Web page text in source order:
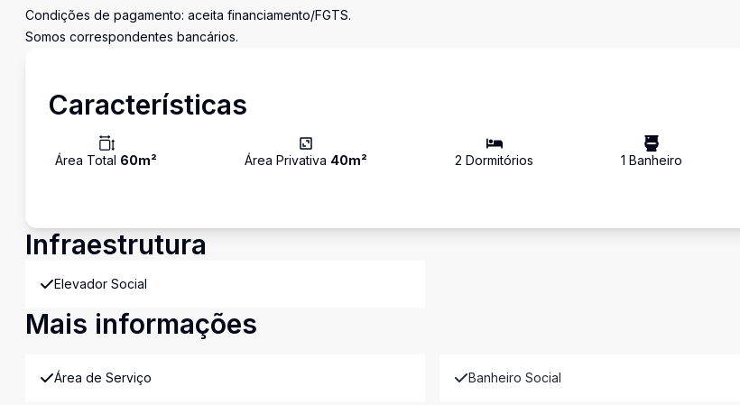
Condições de pagamento: aceita financiamento/FGTS.
Somos correspondentes bancários.
Características
Área Total 60m² Área Privativa 40m² 2 Dormitórios 1 Banheiro
Infraestrutura
Elevador Social
Mais informações
Área de Serviço Banheiro Social